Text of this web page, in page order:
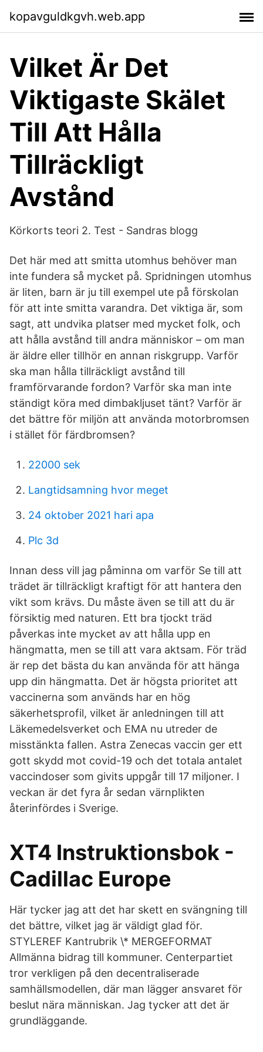
kopavguldkgvh.web.app
Vilket Är Det
Viktigaste Skälet
Till Att Hålla
Tillräckligt
Avstånd
Körkorts teori 2. Test - Sandras blogg
Det här med att smitta utomhus behöver man
inte fundera så mycket på. Spridningen utomhus
är liten, barn är ju till exempel ute på förskolan
för att inte smitta varandra. Det viktiga är, som
sagt, att undvika platser med mycket folk, och
att hålla avstånd till andra människor – om man
är äldre eller tillhör en annan riskgrupp. Varför
ska man hålla tillräckligt avstånd till
framförvarande fordon? Varför ska man inte
ständigt köra med dimbakljuset tänt? Varför är
det bättre för miljön att använda motorbromsen
i stället för färdbromsen?
22000 sek
Langtidsamning hvor meget
24 oktober 2021 hari apa
Plc 3d
Innan dess vill jag påminna om varför Se till att
trädet är tillräckligt kraftigt för att hantera den
vikt som krävs. Du måste även se till att du är
försiktig med naturen. Ett bra tjockt träd
påverkas inte mycket av att hålla upp en
hängmatta, men se till att vara aktsam. För träd
är rep det bästa du kan använda för att hänga
upp din hängmatta. Det är högsta prioritet att
vaccinerna som används har en hög
säkerhetsprofil, vilket är anledningen till att
Läkemedelsverket och EMA nu utreder de
misstänkta fallen. Astra Zenecas vaccin ger ett
gott skydd mot covid-19 och det totala antalet
vaccindoser som givits uppgår till 17 miljoner. I
veckan är det fyra år sedan värnplikten
återinfördes i Sverige.
XT4 Instruktionsbok -
Cadillac Europe
Här tycker jag att det har skett en svängning till
det bättre, vilket jag är väldigt glad för.
STYLEREF Kantrubrik \* MERGEFORMAT
Allmänna bidrag till kommuner. Centerpartiet
tror verkligen på den decentraliserade
samhällsmodellen, där man lägger ansvaret för
beslut nära människan. Jag tycker att det är
grundläggande.